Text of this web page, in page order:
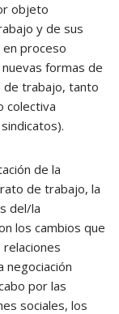
objeto
y de sus
proceso
formas de
de trabajo, tanto
colectiva
de la
de trabajo, la
del/la
los cambios que
negociación
por las
sociales, los